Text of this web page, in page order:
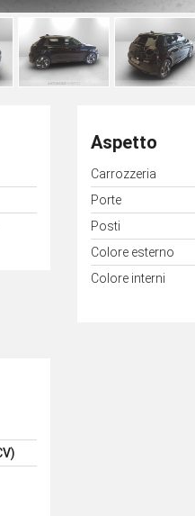
Aspetto
Carrozzeria
Porte
Posti
Colore esterno
Colore interni